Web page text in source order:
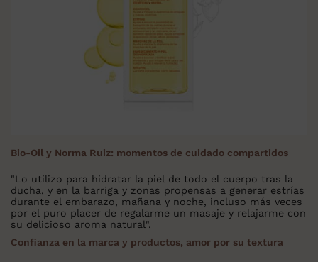
Bio-Oil y Norma Ruiz: momentos de cuidado compartidos
"Lo utilizo para hidratar la piel de todo el cuerpo tras la
ducha, y en la barriga y zonas propensas a generar estrías
durante el embarazo, mañana y noche, incluso más veces
por el puro placer de regalarme un masaje y relajarme con
su delicioso aroma natural".
Confianza en la marca y productos, amor por su textura